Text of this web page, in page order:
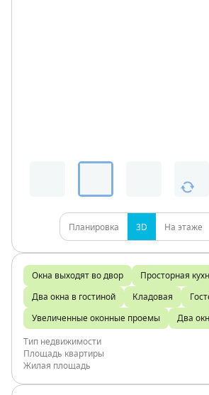
Планировка 3D На этаже
Окна выходят во двор Просторная
Два окна в гостиной Кладовая
Увеличенные оконные проемы Два
Тип недвижимости
Площадь квартиры
Жилая площадь